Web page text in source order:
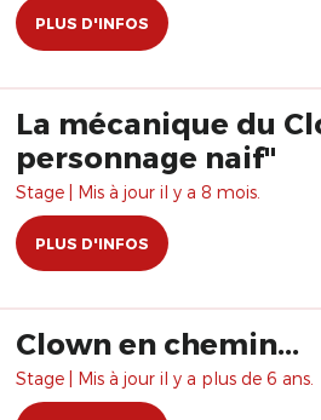
PLUS D'INFOS
La mécanique du
personnage naif"
Stage | Mis à jour il y a 8 mois.
PLUS D'INFOS
Clown en chemin...
Stage | Mis à jour il y a plus de 6 ans.